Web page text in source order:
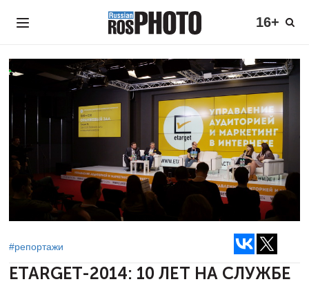
16+
#репортажи
ETARGET-2014: 10 ЛЕТ НА СЛУЖБЕ